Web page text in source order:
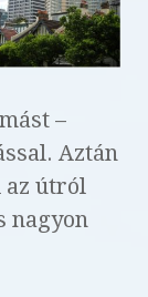
–
Aztán
az útról
nagyon